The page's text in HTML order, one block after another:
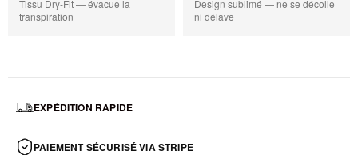
Tissu Dry-Fit — évacue la
transpiration
Design sublimé — ne se décolle
ni délave
EXPÉDITION RAPIDE
PAIEMENT SÉCURISÉ VIA STRIPE